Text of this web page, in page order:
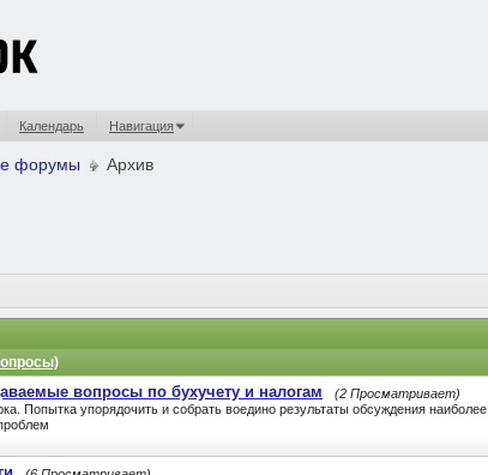
Календарь Навигация
форумы Архив
вопросы по бухучету и налогам
(2 Просматривает)
Попытка упорядочить и собрать воедино результаты обсуждения наиболее